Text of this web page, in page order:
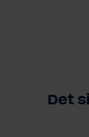
Det